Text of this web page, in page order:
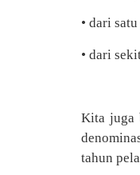
• dari
• dari
Kita juga
tahun